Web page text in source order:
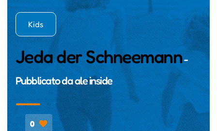
Kids
Jeda der Schneemann-
Pubblicato daale inside
0